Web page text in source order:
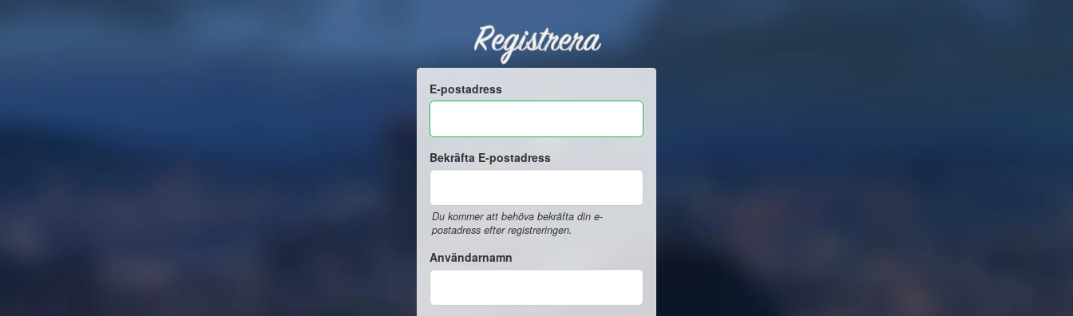
Registrera
E-postadress
Bekräfta E-postadress
Du kommer att behöva bekräfta din e-
postadress efter registreringen.
Användarnamn